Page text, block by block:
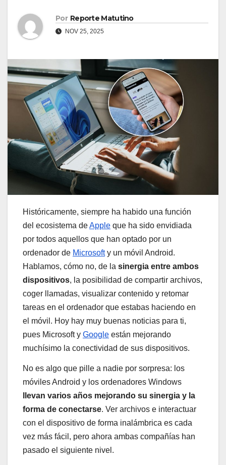
Por Reporte Matutino
NOV 25, 2025
Históricamente, siempre ha habido una función
del ecosistema deApple que ha sido envidiada
por todos aquellos que han optado por un
ordenador de Microsofty un móvil Android.
Hablamos, cómo no, de la sinergia entre ambos
dispositivos, la posibilidad de compartir archivos,
coger llamadas, visualizar contenido y retomar
tareas en el ordenador que estabas haciendo en
el móvil. Hoy hay muy buenas noticias para ti,
pues Microsoft y Google están mejorando
muchísimo la conectividad de sus dispositivos.
No es algo que pille a nadie por sorpresa: los
móviles Android y los ordenadores Windows
llevan varios años mejorando su sinergia y la
forma de conectarse. Ver archivos e interactuar
con el dispositivo de forma inalámbrica es cada
vez más fácil, pero ahora ambas compañías han
pasado el siguiente nivel.